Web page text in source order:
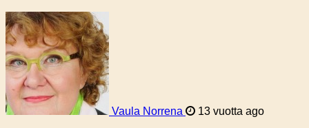
Vaula Norrena
13 vuotta ago